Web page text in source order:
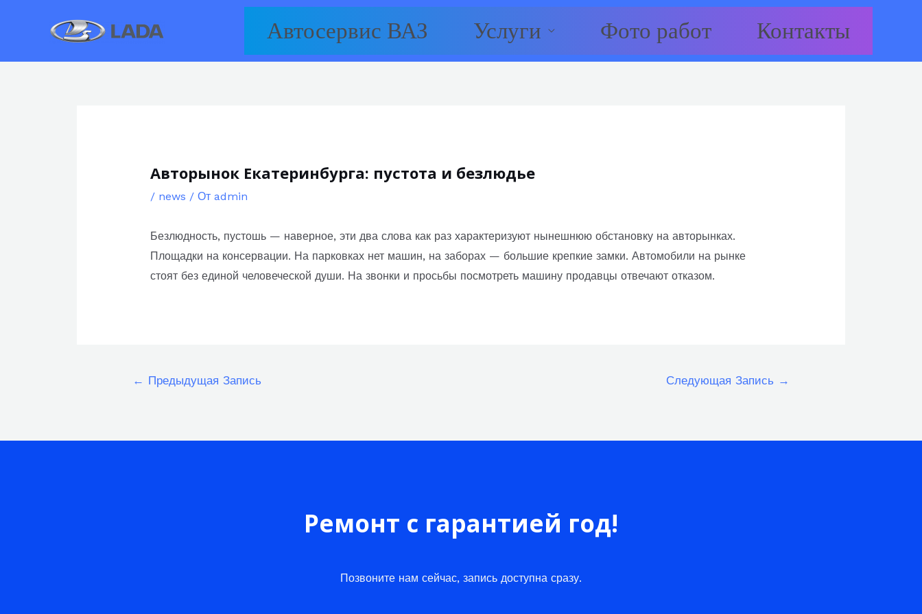
Автосервис ВАЗ Услуги Фото работ Контакты
Авторынок Екатеринбурга: пустота и безлюдье
/ news / От admin
Безлюдность, пустошь — наверное, эти два слова как раз характеризуют нынешнюю обстановку на авторынках.
Площадки на консервации. На парковках нет машин, на заборах — большие крепкие замки. Автомобили на рынке
стоят без единой человеческой души. На звонки и просьбы посмотреть машину продавцы отвечают отказом.
Навигация
← Предыдущая Запись Следующая Запись →
Ремонт с гарантией год!
Позвоните нам сейчас, запись доступна сразу.